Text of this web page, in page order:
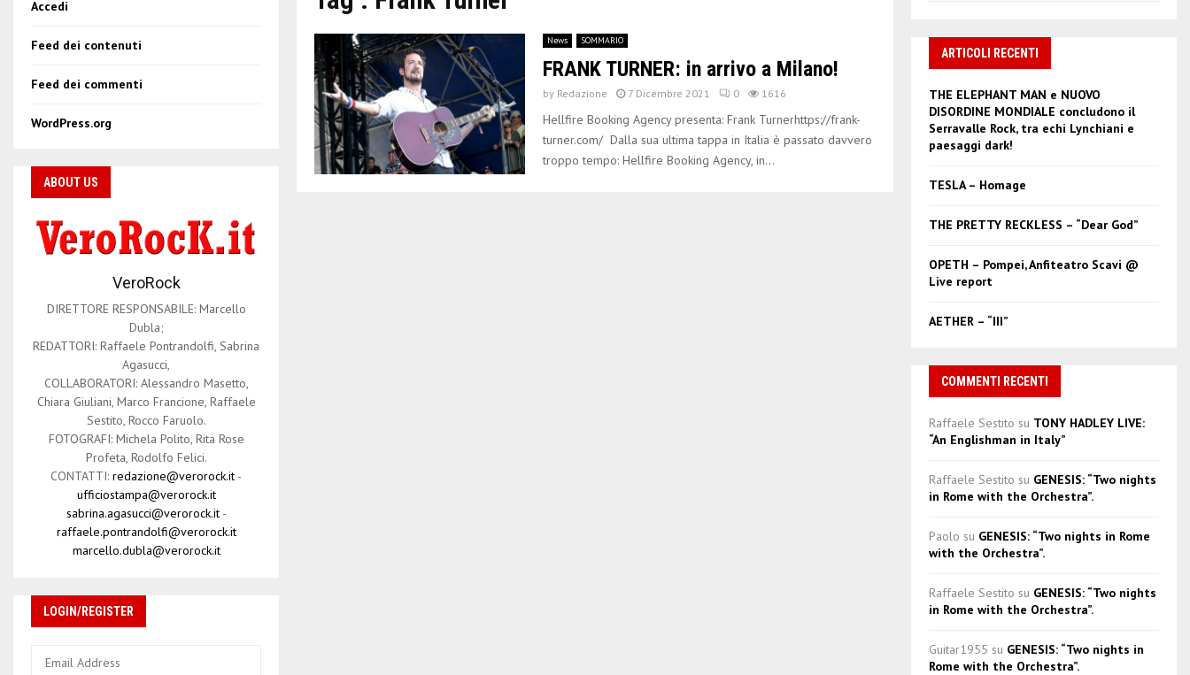
News SOMMARIO
FRANK TURNER: in arrivo a Milano!
by Redazione 7 Dicembre 2021 0 1616
Hellfire Booking Agency presenta: Frank Turnerhttps://frank-
turner.com/ Dalla sua ultima tappa in Italia è passato davvero
troppo tempo: Hellfire Booking Agency, in...
Accedi
Feed dei contenuti
Feed dei commenti
WordPress.org
ABOUT US
VeroRock
DIRETTORE RESPONSABILE: Marcello
Dubla;
REDATTORI: Raffaele Pontrandolfi, Sabrina
Agasucci,
COLLABORATORI: Alessandro Masetto,
Chiara Giuliani, Marco Francione, Raffaele
Sestito, Rocco Faruolo.
FOTOGRAFI: Michela Polito, Rita Rose
Profeta, Rodolfo Felici.
CONTATTI: redazione@verorock.it -
ufficiostampa@verorock.it
sabrina.agasucci@verorock.it-
raffaele.pontrandolfi@verorock.it
marcello.dubla@verorock.it
LOGIN/REGISTER
h
f
o
r
:
ARTICOLI RECENTI
THE ELEPHANT MAN e NUOVO
DISORDINE MONDIALE concludono il
Serravalle Rock, tra echi Lynchiani e
paesaggi dark!
TESLA – Homage
THE PRETTY RECKLESS – “Dear God”
OPETH – Pompei, Anfiteatro Scavi @
Live report
AETHER – “III”
COMMENTI RECENTI
Raffaele Sestito su TONY HADLEY LIVE:
“An Englishman in Italy”
Raffaele Sestito su GENESIS: “Two nights
in Rome with the Orchestra”.
Paolo su GENESIS: “Two nights in Rome
with the Orchestra”.
Raffaele Sestito su GENESIS: “Two nights
in Rome with the Orchestra”.
Guitar1955 su GENESIS: “Two nights in
Rome with the Orchestra”.